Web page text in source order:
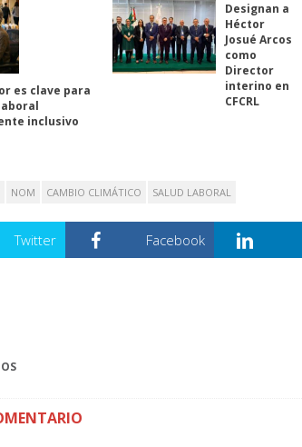
es clave para
inclusivo
Designan a
Héctor
Josué Arcos
como
Director
interino en
CFCRL
NOM CAMBIO CLIMÁTICO SALUD LABORAL
Twitter Facebook